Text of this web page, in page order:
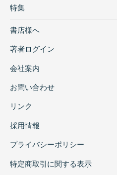
特集
書店様へ
著者ログイン
会社案内
お問い合わせ
リンク
採用情報
プライバシーポリシー
特定商取引に関する表示